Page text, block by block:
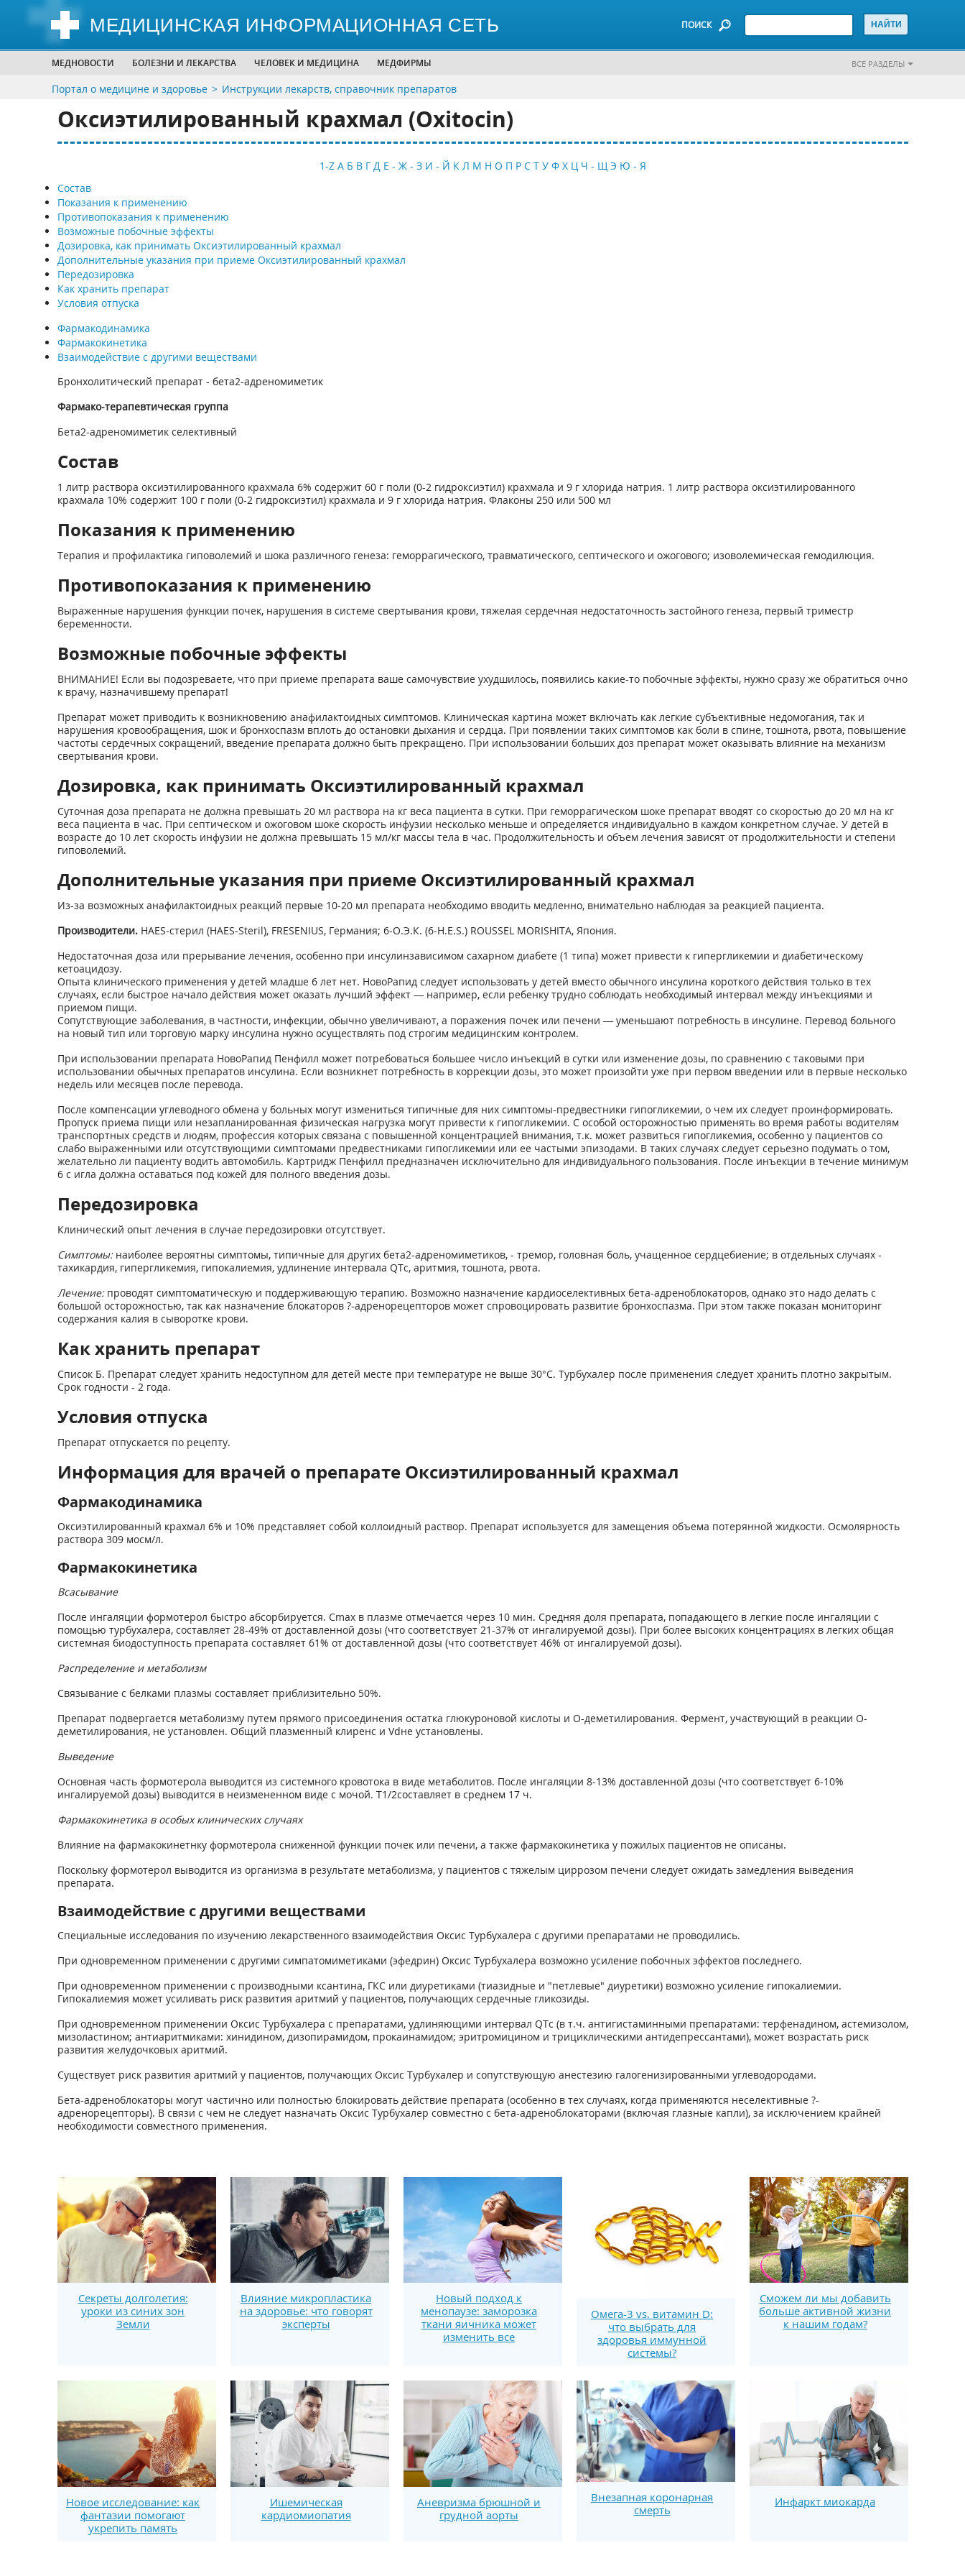
МЕДИЦИНСКАЯ ИНФОРМАЦИОННАЯ СЕТЬ ПОИСК
МЕДНОВОСТИ БОЛЕЗНИ И ЛЕКАРСТВА ЧЕЛОВЕК И МЕДИЦИНА МЕДФИРМЫ ВСЕ РАЗДЕЛЫ
Портал о медицине и здоровье Инструкции лекарств, справочник препаратов
Оксиэтилированный крахмал (Oxitocin)
1-Z А Б В Г Д Е - Ж - З И - Й К Л М Н О П Р С Т У Ф Х Ц Ч - Щ Э Ю - Я
Состав
Показания к применению
Противопоказания к применению
Возможные побочные эффекты
Дозировка, как принимать Оксиэтилированный крахмал
Дополнительные указания при приеме Оксиэтилированный крахмал
Передозировка
Как хранить препарат
Условия отпуска
Фармакодинамика
Фармакокинетика
Взаимодействие с другими веществами
Бронхолитический препарат - бета2-адреномиметик
Фармако-терапевтическая группа
Бета2-адреномиметик селективный
Состав
1 литр раствора оксиэтилированного крахмала 6% содержит 60 г поли (0-2 гидроксиэтил) крахмала и 9 г хлорида натрия. 1 литр раствора оксиэтилированного
крахмала 10% содержит 100 г поли (0-2 гидроксиэтил) крахмала и 9 г хлорида натрия. Флаконы 250 или 500 мл
Показания к применению
Терапия и профилактика гиповолемий и шока различного генеза: геморрагического, травматического, септического и ожогового; изоволемическая гемодилюция.
Противопоказания к применению
Выраженные нарушения функции почек, нарушения в системе свертывания крови, тяжелая сердечная недостаточность застойного генеза, первый триместр
беременности.
Возможные побочные эффекты
ВНИМАНИЕ! Если вы подозреваете, что при приеме препарата ваше самочувствие ухудшилось, появились какие-то побочные эффекты, нужно сразу же обратиться очно
к врачу, назначившему препарат!
Препарат может приводить к возникновению анафилактоидных симптомов. Клиническая картина может включать как легкие субъективные недомогания, так и
нарушения кровообращения, шок и бронхоспазм вплоть до остановки дыхания и сердца. При появлении таких симптомов как боли в спине, тошнота, рвота, повышение
частоты сердечных сокращений, введение препарата должно быть прекращено. При использовании больших доз препарат может оказывать влияние на механизм
свертывания крови.
Дозировка, как принимать Оксиэтилированный крахмал
Суточная доза препарата не должна превышать 20 мл раствора на кг веса пациента в сутки. При геморрагическом шоке препарат вводят со скоростью до 20 мл на кг
веса пациента в час. При септическом и ожоговом шоке скорость инфузии несколько меньше и определяется индивидуально в каждом конкретном случае. У детей в
возрасте до 10 лет скорость инфузии не должна превышать 15 мл/кг массы тела в час. Продолжительность и объем лечения зависят от продолжительности и степени
гиповолемий.
Дополнительные указания при приеме Оксиэтилированный крахмал
Из-за возможных анафилактоидных реакций первые 10-20 мл препарата необходимо вводить медленно, внимательно наблюдая за реакцией пациента.
Производители. HAES-стерил (HAES-Steril), FRESENIUS, Германия; 6-О.Э.К. (6-H.E.S.) ROUSSEL MORISHITA, Япония.
Недостаточная доза или прерывание лечения, особенно при инсулинзависимом сахарном диабете (1 типа) может привести к гипергликемии и диабетическому
кетоацидозу.
Опыта клинического применения у детей младше 6 лет нет. НовоРапид следует использовать у детей вместо обычного инсулина короткого действия только в тех
случаях, если быстрое начало действия может оказать лучший эффект — например, если ребенку трудно соблюдать необходимый интервал между инъекциями и
приемом пищи.
Сопутствующие заболевания, в частности, инфекции, обычно увеличивают, а поражения почек или печени — уменьшают потребность в инсулине. Перевод больного
на новый тип или торговую марку инсулина нужно осуществлять под строгим медицинским контролем.
При использовании препарата НовоРапид Пенфилл может потребоваться большее число инъекций в сутки или изменение дозы, по сравнению с таковыми при
использовании обычных препаратов инсулина. Если возникнет потребность в коррекции дозы, это может произойти уже при первом введении или в первые несколько
недель или месяцев после перевода.
После компенсации углеводного обмена у больных могут измениться типичные для них симптомы-предвестники гипогликемии, о чем их следует проинформировать.
Пропуск приема пищи или незапланированная физическая нагрузка могут привести к гипогликемии. С особой осторожностью применять во время работы водителям
транспортных средств и людям, профессия которых связана с повышенной концентрацией внимания, т.к. может развиться гипогликемия, особенно у пациентов со
слабо выраженными или отсутствующими симптомами предвестниками гипогликемии или ее частыми эпизодами. В таких случаях следует серьезно подумать о том,
желательно ли пациенту водить автомобиль. Картридж Пенфилл предназначен исключительно для индивидуального пользования. После инъекции в течение минимум
6 с игла должна оставаться под кожей для полного введения дозы.
Передозировка
Клинический опыт лечения в случае передозировки отсутствует.
Симптомы:наиболее вероятны симптомы, типичные для других бета2-адреномиметиков, - тремор, головная боль, учащенное сердцебиение; в отдельных случаях -
тахикардия, гипергликемия, гипокалиемия, удлинение интервала QTc, аритмия, тошнота, рвота.
Лечение:проводят симптоматическую и поддерживающую терапию. Возможно назначение кардиоселективных бета-адреноблокаторов, однако это надо делать с
большой осторожностью, так как назначение блокаторов ?-адренорецепторов может спровоцировать развитие бронхоспазма. При этом также показан мониторинг
содержания калия в сыворотке крови.
Как хранить препарат
Список Б. Препарат следует хранить недоступном для детей месте при температуре не выше 30°С. Турбухалер после применения следует хранить плотно закрытым.
Срок годности - 2 года.
Условия отпуска
Препарат отпускается по рецепту.
Информация для врачей о препарате Оксиэтилированный крахмал
Фармакодинамика
Оксиэтилированный крахмал 6% и 10% представляет собой коллоидный раствор. Препарат используется для замещения объема потерянной жидкости. Осмолярность
раствора 309 мосм/л.
Фармакокинетика
Всасывание
После ингаляции формотерол быстро абсорбируется. Cmax в плазме отмечается через 10 мин. Средняя доля препарата, попадающего в легкие после ингаляции с
помощью турбухалера, составляет 28-49% от доставленной дозы (что соответствует 21-37% от ингалируемой дозы). При более высоких концентрациях в легких общая
системная биодоступность препарата составляет 61% от доставленной дозы (что соответствует 46% от ингалируемой дозы).
Распределение и метаболизм
Связывание с белками плазмы составляет приблизительно 50%.
Препарат подвергается метаболизму путем прямого присоединения остатка глюкуроновой кислоты и О-деметилирования. Фермент, участвующий в реакции О-
деметилирования, не установлен. Общий плазменный клиренс и Vdне установлены.
Выведение
Основная часть формотерола выводится из системного кровотока в виде метаболитов. После ингаляции 8-13% доставленной дозы (что соответствует 6-10%
ингалируемой дозы) выводится в неизмененном виде с мочой. T1/2составляет в среднем 17 ч.
Фармакокинетика в особых клинических случаях
Влияние на фармакокинетнку формотерола сниженной функции почек или печени, а также фармакокинетика у пожилых пациентов не описаны.
Поскольку формотерол выводится из организма в результате метаболизма, у пациентов с тяжелым циррозом печени следует ожидать замедления выведения
препарата.
Взаимодействие с другими веществами
Специальные исследования по изучению лекарственного взаимодействия Оксис Турбухалера с другими препаратами не проводились.
При одновременном применении с другими симпатомиметиками (эфедрин) Оксис Турбухалера возможно усиление побочных эффектов последнего.
При одновременном применении с производными ксантина, ГКС или диуретиками (тиазидные и "петлевые" диуретики) возможно усиление гипокалиемии.
Гипокалиемия может усиливать риск развития аритмий у пациентов, получающих сердечные гликозиды.
При одновременном применении Оксис Турбухалера с препаратами, удлиняющими интервал QTс (в т.ч. антигистаминными препаратами: терфенадином, астемизолом,
мизоластином; антиаритмиками: хинидином, дизопирамидом, прокаинамидом; эритромицином и трициклическими антидепрессантами), может возрастать риск
развития желудочковых аритмий.
Существует риск развития аритмий у пациентов, получающих Оксис Турбухалер и сопутствующую анестезию галогенизированными углеводородами.
Бета-адреноблокаторы могут частично или полностью блокировать действие препарата (особенно в тех случаях, когда применяются неселективные ?-
адренорецепторы). В связи с чем не следует назначать Оксис Турбухалер совместно с бета-адреноблокаторами (включая глазные капли), за исключением крайней
необходимости совместного применения.
Секреты долголетия:
уроки из синих зон
Земли
Влияние микропластика
на здоровье: что говорят
эксперты
Новый подход к
менопаузе: заморозка
ткани яичника может
изменить все
Омега-3 vs. витамин D:
что выбрать для
здоровья иммунной
системы?
Сможем ли мы добавить
больше активной жизни
к нашим годам?
Новое исследование: как
фантазии помогают
укрепить память
Ишемическая
кардиомиопатия
Аневризма брюшной и
грудной аорты
Внезапная коронарная
смерть
Инфаркт миокарда